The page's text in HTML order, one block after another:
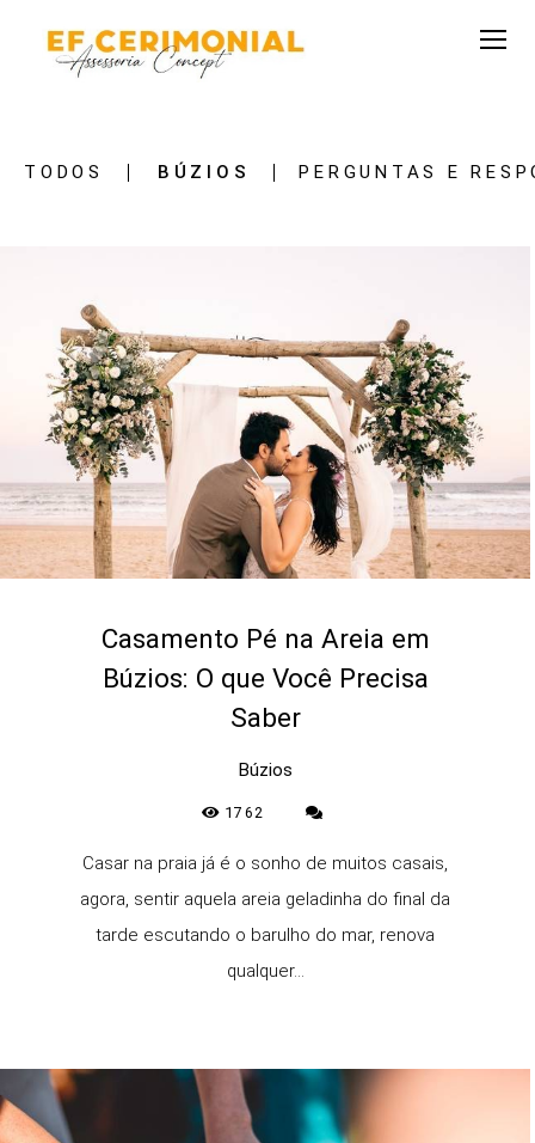
TODOS BÚZIOS PERGUNTAS E
Casamento Pé na Areia em
Búzios: O que Você Precisa
Saber
Búzios
1762
Casar na praia já é o sonho de muitos casais,
agora, sentir aquela areia geladinha do final da
tarde escutando o barulho do mar, renova
qualquer...